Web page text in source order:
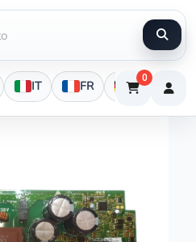
IT FR DE
0